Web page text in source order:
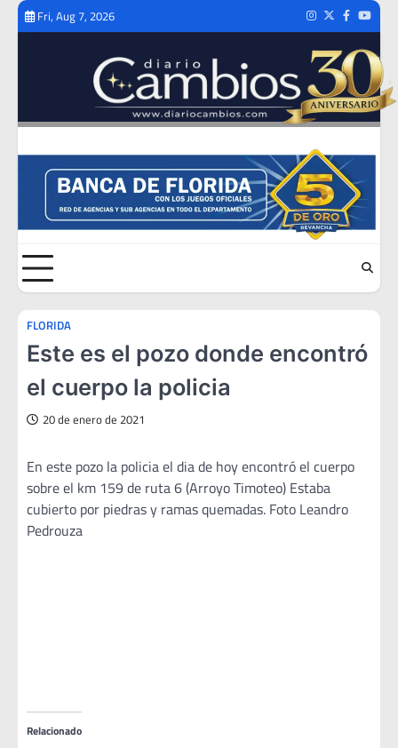
Skip
Fri, Aug 7, 2026 Instagram
TwitterFacebook
FLORIDA
Este es el pozo donde encontró
el cuerpo la policia
20 de enero de 2021
En este pozo la policia el dia de hoy encontró el cuerpo
sobre el km 159 de ruta 6 (Arroyo Timoteo) Estaba
cubierto por piedras y ramas quemadas. Foto Leandro
Pedrouza
Relacionado